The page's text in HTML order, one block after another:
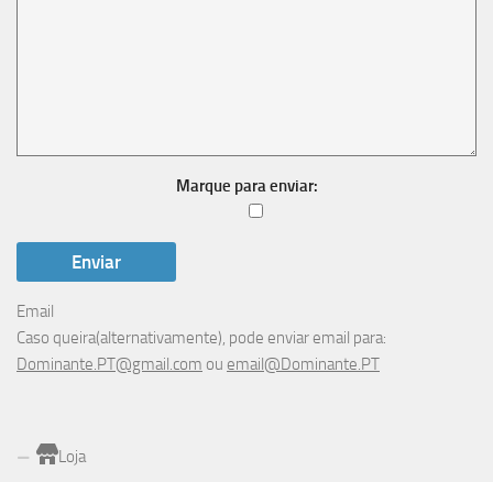
Marque para enviar:
Email
Caso queira(alternativamente), pode enviar email para:
Dominante.PT@gmail.com ou email@Dominante.PT
Loja